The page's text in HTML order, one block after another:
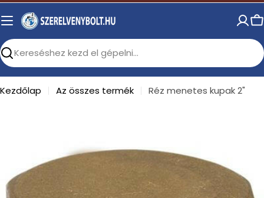
Skip
to
Search
Kezdőlap Az összes termék Réz menetes kupak 2"